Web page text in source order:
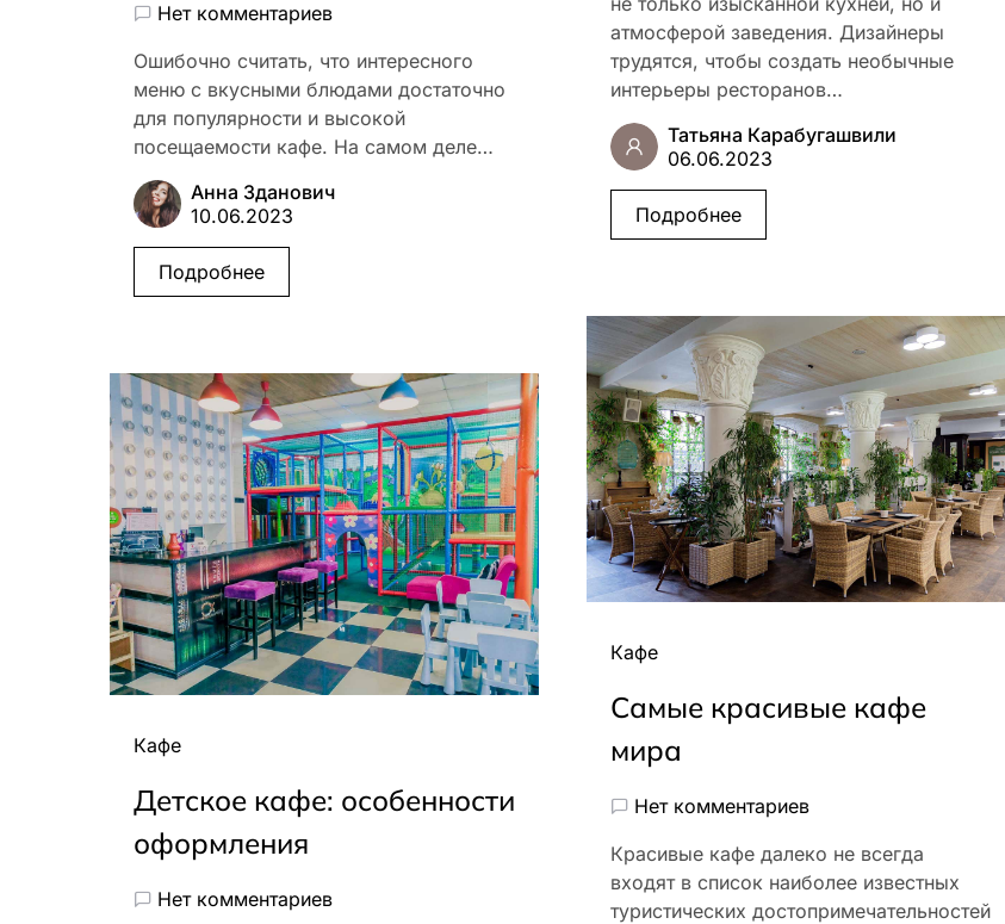
Нет комментариев
Ошибочно считать, что интересного
меню с вкусными блюдами достаточно
для популярности и высокой
посещаемости кафе. На самом деле…
Анна Зданович
10.06.2023
Подробнее
Кафе
Детское кафе: особенности
оформления
Нет комментариев
атмосферой заведения. Дизайнеры
трудятся, чтобы создать необычные
интерьеры ресторанов…
Татьяна Карабугашвили
06.06.2023
Подробнее
Кафе
Самые красивые кафе
мира
Нет комментариев
Красивые кафе далеко не всегда
входят в список наиболее известных
туристических достопримечательностей